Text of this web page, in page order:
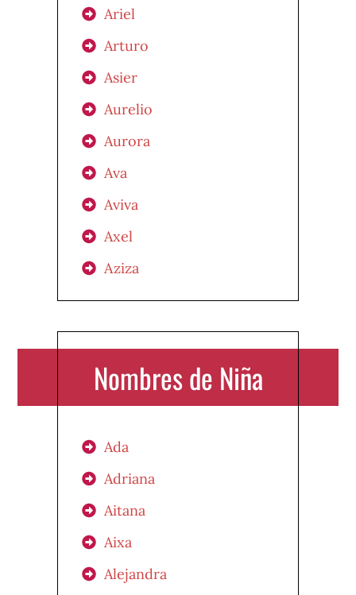
Ariel
Arturo
Asier
Aurelio
Aurora
Ava
Aviva
Axel
Aziza
Nombres de Niña
Ada
Adriana
Aitana
Aixa
Alejandra